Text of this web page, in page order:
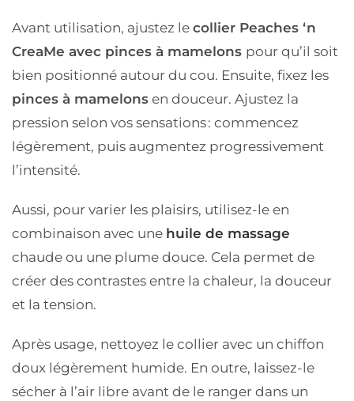
Avant utilisation, ajustez le collier Peaches ‘n
CreaMe avec pinces à mamelons pour qu’il soit
bien positionné autour du cou. Ensuite, fixez les
pinces à mamelons en douceur. Ajustez la
pression selon vos sensations : commencez
légèrement, puis augmentez progressivement
l’intensité.
Aussi, pour varier les plaisirs, utilisez-le en
combinaison avec une huile de massage
chaude ou une plume douce. Cela permet de
créer des contrastes entre la chaleur, la douceur
et la tension.
Après usage, nettoyez le collier avec un chiffon
doux légèrement humide. En outre, laissez-le
sécher à l’air libre avant de le ranger dans un